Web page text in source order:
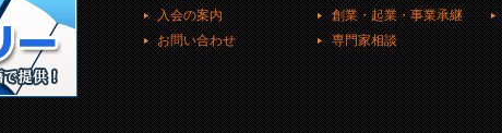
入会の案内
お問い合わせ
創業・起業・事業承継
専門家相談